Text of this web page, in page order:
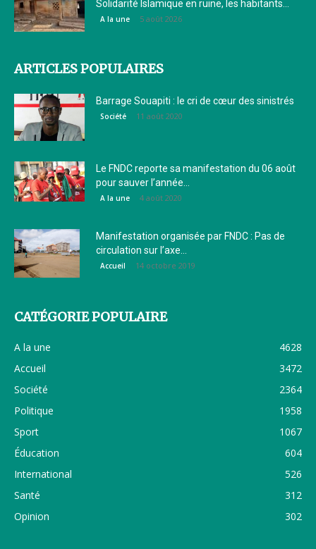
Solidarité Islamique en ruine, les habitants...
A la une 5 août 2026
ARTICLES POPULAIRES
Barrage Souapiti : le cri de cœur des sinistrés
Société 11 août 2020
Le FNDC reporte sa manifestation du 06 août
pour sauver l’année...
A la une 4 août 2020
Manifestation organisée par FNDC : Pas de
circulation sur l’axe...
Accueil 14 octobre 2019
CATÉGORIE POPULAIRE
A la une
4628
Accueil
3472
Société
2364
Politique
1958
Sport
1067
Éducation
604
International
526
Santé
312
Opinion
302